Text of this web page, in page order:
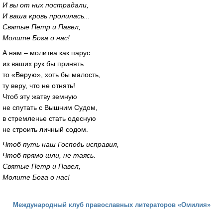
И вы от них пострадали,
И ваша кровь пролилась...
Святые Петр и Павел,
Молите Бога о нас!
А нам – молитва как парус:
из ваших рук бы принять
то «Верую», хоть бы малость,
ту веру, что не отнять!
Чтоб эту жатву земную
не спутать с Вышним Судом,
в стремленье стать одесную
не строить личный содом.
Чтоб путь наш Господь исправил,
Чтоб прямо шли, не таясь.
Святые Петр и Павел,
Молите Бога о нас!
Международный клуб православных литераторов «Омилия»